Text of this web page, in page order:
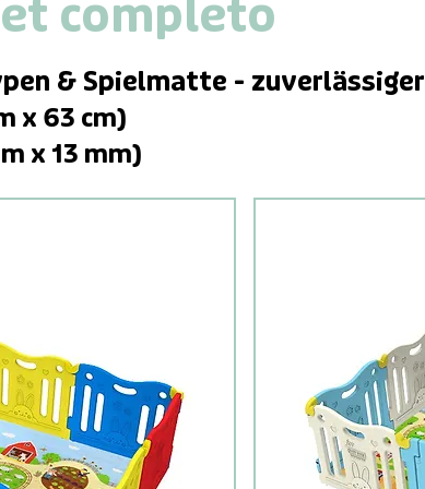
completo
& Spielmatte - zuverlässiger
x 63 cm)
x 13 mm)